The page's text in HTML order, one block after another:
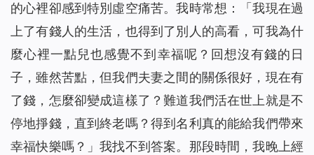
的心裡卻感到特別虛空痛苦。我時常想：「我現在過
上了有錢人的生活，也得到了別人的高看，可我為什
麼心裡一點兒也感覺不到幸福呢？回想沒有錢的日
子，雖然苦點，但我們夫妻之間的關係很好，現在有
了錢，怎麼卻變成這樣了？難道我們活在世上就是不
停地掙錢，直到終老嗎？得到名利真的能給我們帶來
幸福快樂嗎？」我找不到答案。那段時間，我晚上經